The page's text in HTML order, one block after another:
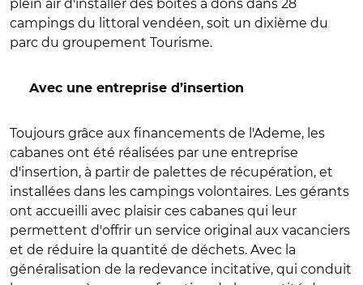
plein air d'installer des boîtes à dons dans 28
campings du littoral vendéen, soit un dixième du
parc du groupement Tourisme.
Avec une entreprise d’insertion
Toujours grâce aux financements de l'Ademe, les
cabanes ont été réalisées par une entreprise
d'insertion, à partir de palettes de récupération, et
installées dans les campings volontaires. Les gérants
ont accueilli avec plaisir ces cabanes qui leur
permettent d'offrir un service original aux vacanciers
et de réduire la quantité de déchets. Avec la
généralisation de la redevance incitative, qui conduit